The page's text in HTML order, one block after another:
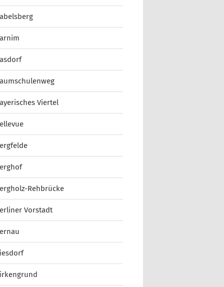
Viertel
Rehbrücke
Vorstadt